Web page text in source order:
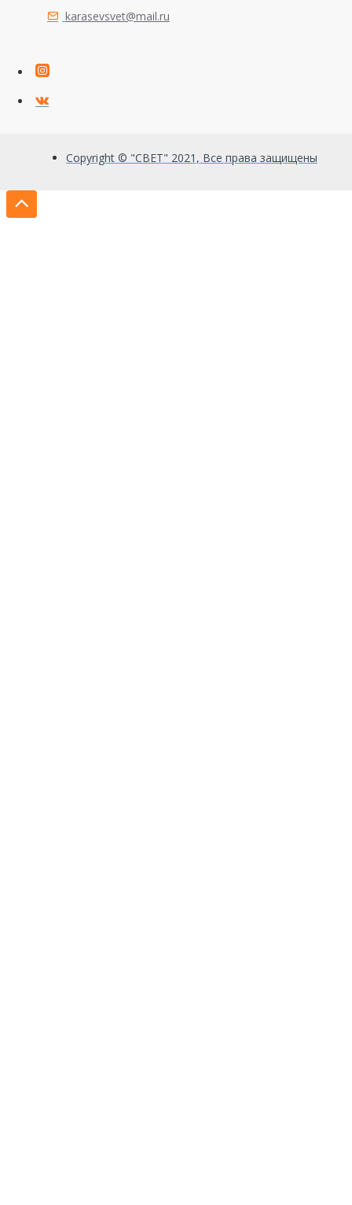
karasevsvet@mail.ru
Copyright © "СВЕТ" 2021, Все права защищены